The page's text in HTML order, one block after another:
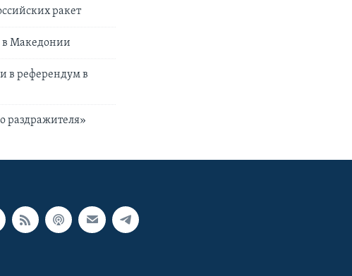
ракет
в Македонии
в референдум в
раздражителя»